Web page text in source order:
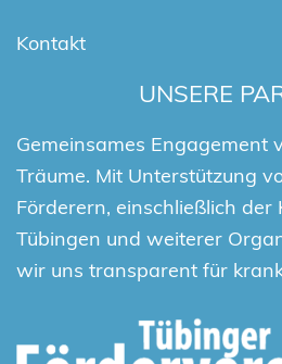
Kontakt
UNSERE
Gemeinsames Engagement
Träume. Mit Unterstützung
Förderern, einschließlich der
Tübingen und weiterer
wir uns transparent für